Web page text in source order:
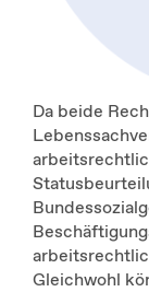
Da beide
Gleichwohl